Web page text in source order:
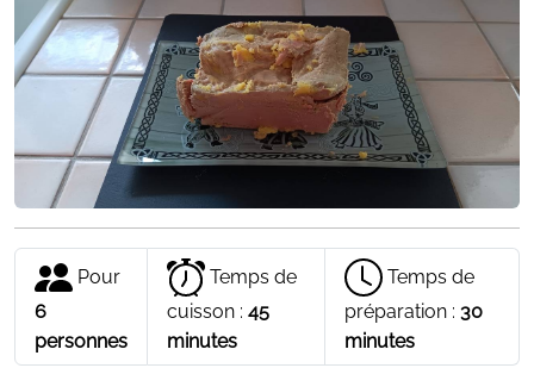
Pour
6
personnes
Temps de
cuisson : 45
minutes
Temps de
préparation :30
minutes